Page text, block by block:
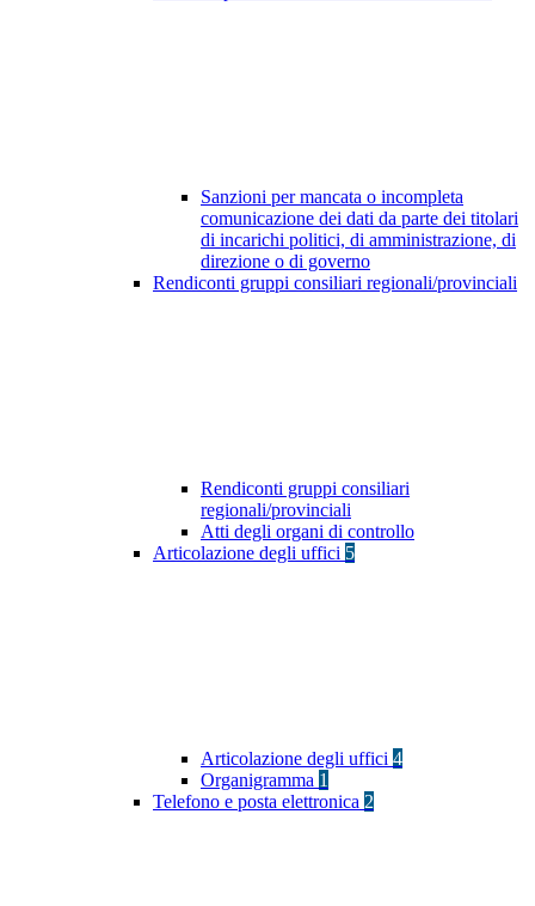
Sanzioni per mancata o incompleta
comunicazione dei dati da parte dei titolari
di incarichi politici, di amministrazione, di
direzione o di governo
Rendiconti gruppi consiliari regionali/provinciali
Rendiconti gruppi consiliari
regionali/provinciali
Atti degli organi di controllo
Articolazione degli uffici 5
Articolazione degli uffici 4
Organigramma 1
Telefono e posta elettronica 2